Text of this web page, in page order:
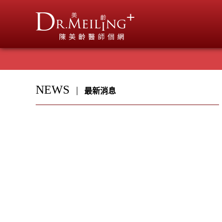
NEWS 最新消息